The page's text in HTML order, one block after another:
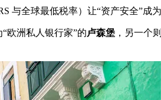
与全球最低税率）让“资产安全”成
欧洲私人银行家”的卢森堡 ，另一个